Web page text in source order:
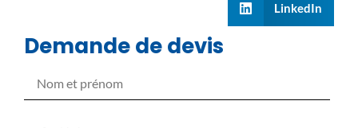
LinkedIn
Demande de devis